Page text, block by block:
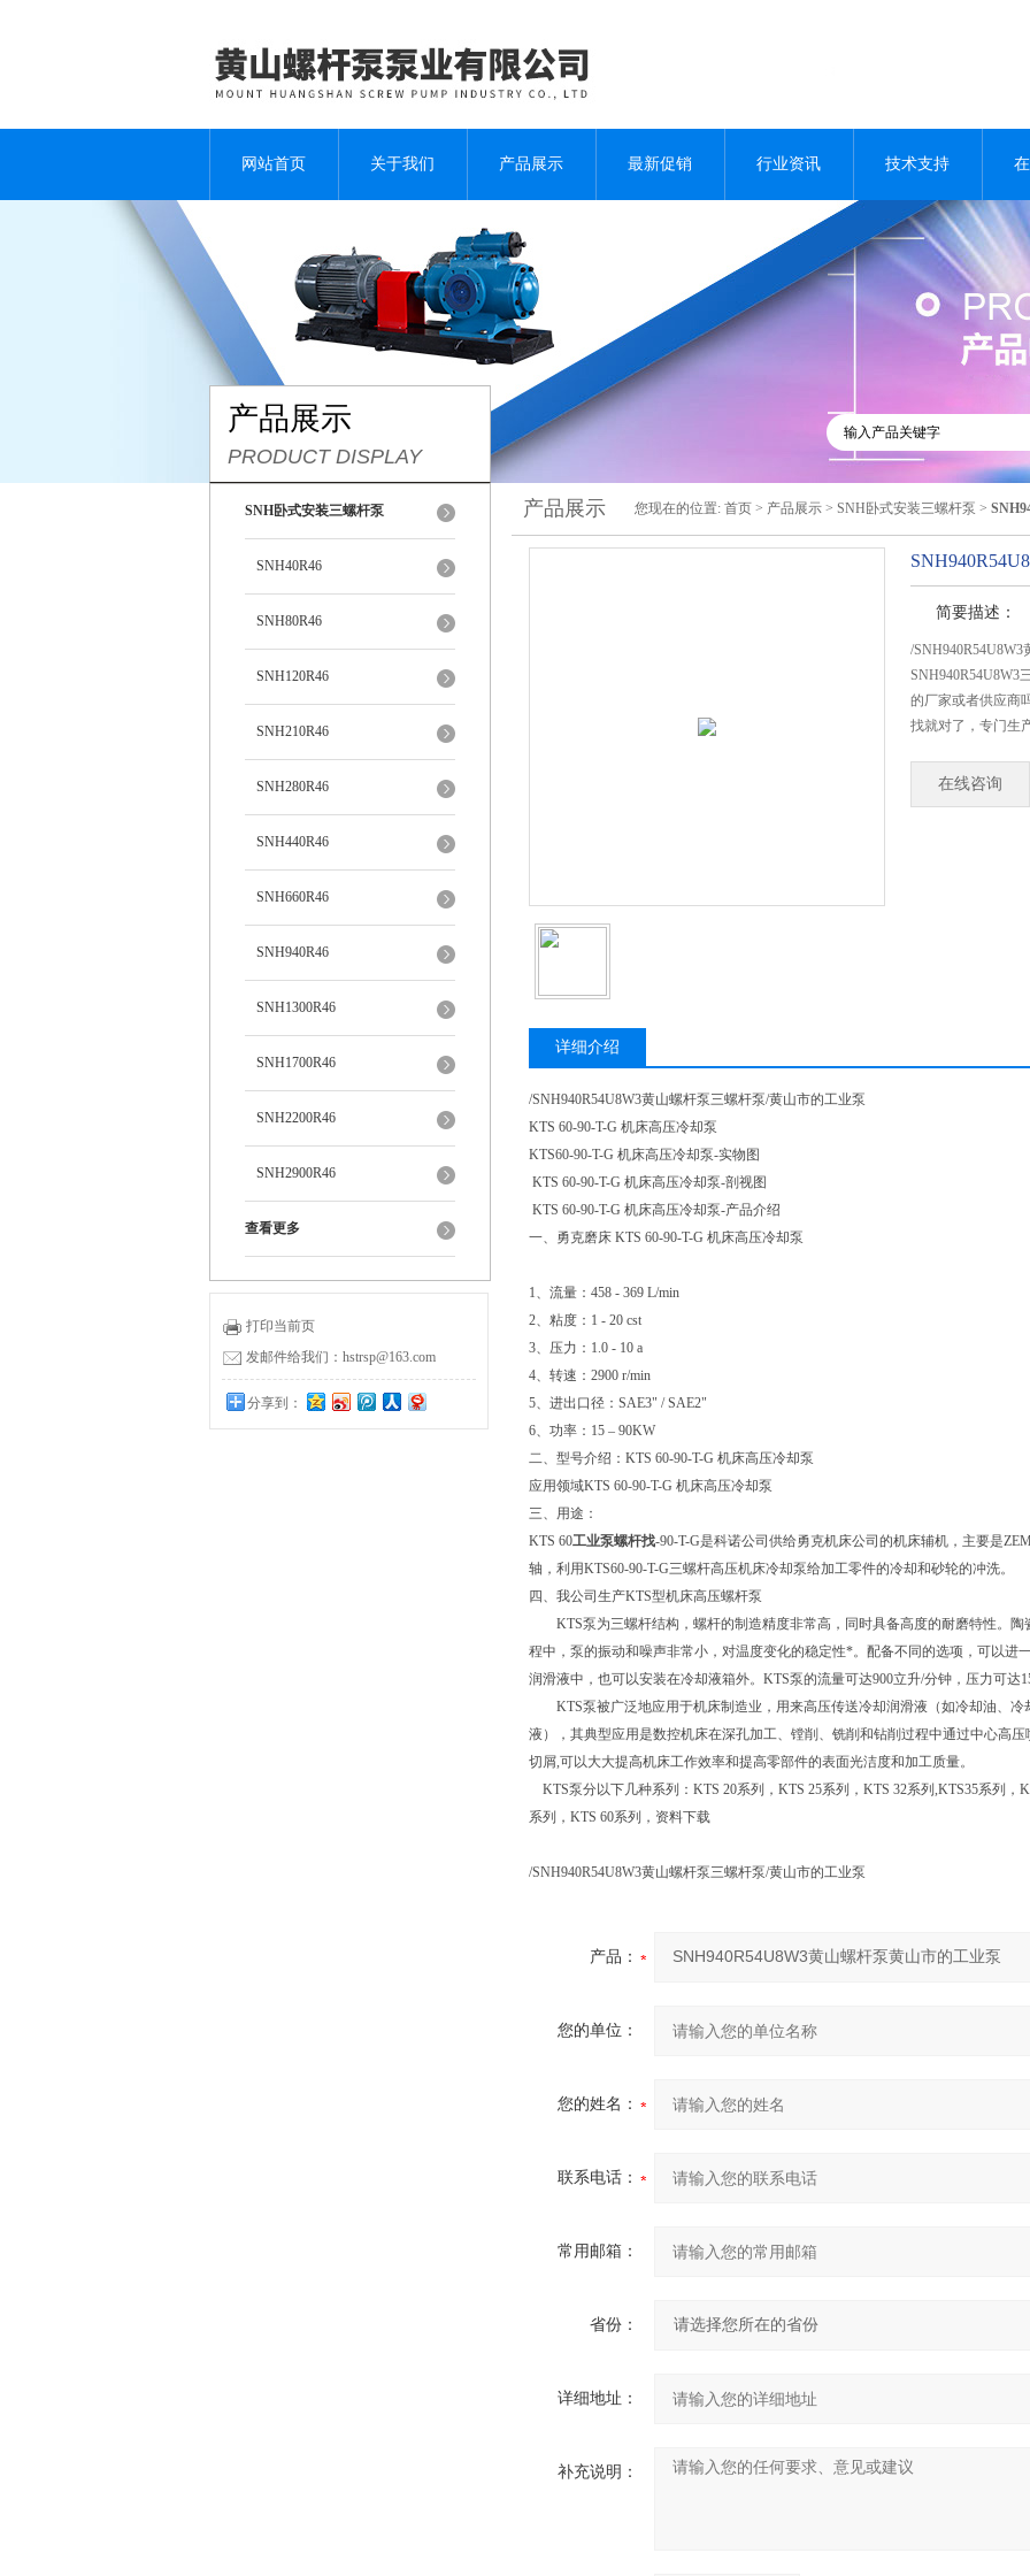
网站首页 关于我们 产品展示 最新促销 行业资讯 技术支持
产品展示
PRODUCT DISPLAY
SNH卧式安装三螺杆泵
SNH40R46
SNH80R46
SNH120R46
SNH210R46
SNH280R46
SNH440R46
SNH660R46
SNH940R46
SNH1300R46
SNH1700R46
SNH2200R46
SNH2900R46
查看更多
打印当前页
发邮件给我们：hstrsp@163.com
分享到：
0
产品展示 您现在的位置: 首页 > 产品展示 > SNH卧式安装三螺杆泵 >
简要描述：
/
SNH940R54U8W3
的厂家或者供应商
找就对了，专门生
在线咨询
详细介绍
/SNH940R54U8W3黄山螺杆泵三螺杆泵/黄山市的工业泵
KTS 60-90-T-G 机床高压冷却泵
KTS60-90-T-G 机床高压冷却泵-实物图
KTS 60-90-T-G 机床高压冷却泵-剖视图
KTS 60-90-T-G 机床高压冷却泵-产品介绍
一、勇克磨床 KTS 60-90-T-G 机床高压冷却泵
1、流量：458 - 369 L/min
2、粘度：1 - 20 cst
3、压力：1.0 - 10 a
4、转速：2900 r/min
5、进出口径：SAE3" / SAE2"
6、功率：15 – 90KW
二、型号介绍：KTS 60-90-T-G 机床高压冷却泵
应用领域KTS 60-90-T-G 机床高压冷却泵
三、用途：
KTS 60工业泵螺杆找-90-T-G是科诺公司供给勇克机床公司的机床辅机，主要是
轴，利用KTS60-90-T-G三螺杆高压机床冷却泵给加工零件的冷却和砂轮的冲洗。
四、我公司生产KTS型机床高压螺杆泵
KTS泵为三螺杆结构，螺杆的制造精度非常高，同时具备高度的耐磨特性。陶
程中，泵的振动和噪声非常小，对温度变化的稳定性*。配备不同的选项，可以进
润滑液中，也可以安装在冷却液箱外。KTS泵的流量可达900立升/分钟，压力可达
KTS泵被广泛地应用于机床制造业，用来高压传送冷却润滑液（如冷却油、冷
液），其典型应用是数控机床在深孔加工、镗削、铣削和钻削过程中通过中心高
切屑,可以大大提高机床工作效率和提高零部件的表面光洁度和加工质量。
KTS泵分以下几种系列：KTS 20系列，KTS 25系列，KTS 32系列,KTS35系列，
系列，KTS 60系列，资料下载
/SNH940R54U8W3黄山螺杆泵三螺杆泵/黄山市的工业泵
产品：
您的单位：
您的姓名：
联系电话：
常用邮箱：
省份：
详细地址：
补充说明：